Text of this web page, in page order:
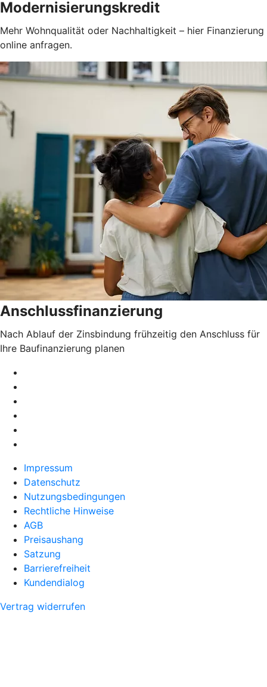
Modernisierungskredit
Mehr Wohnqualität oder Nachhaltigkeit – hier Finanzierung
online anfragen.
Anschlussfinanzierung
Nach Ablauf der Zinsbindung frühzeitig den Anschluss für
Ihre Baufinanzierung planen
Impressum
Datenschutz
Nutzungsbedingungen
Rechtliche Hinweise
AGB
Preisaushang
Satzung
Barrierefreiheit
Kundendialog
Vertrag widerrufen